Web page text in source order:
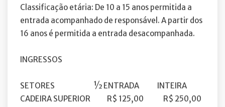
Classificação etária: De 10 a 15 anos permitida a
entrada acompanhado de responsável. A partir dos
16 anos é permitida a entrada desacompanhada.
INGRESSOS
SETORES ½ ENTRADA INTEIRA
CADEIRA SUPERIOR R$ 125,00 R$ 250,00